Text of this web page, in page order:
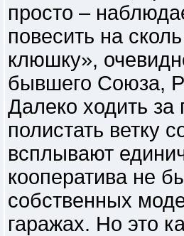
просто –
повесить на
клюшку»,
бывшего Союза,
Далеко ходить
полистать ветку
всплывают
кооператива не
собственных
гаражах. Но это